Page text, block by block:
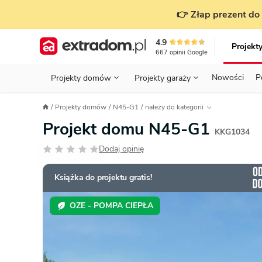
👉 Złap prezent
4.9
667 opinii Google
Projekty domów Projekty garaży Nowości
Projekty domów Projekty garaży
Parterowe Piętrowe
KONDYGNACJE
POWIERZCHNIA
GARAŻ
DACH
KONSTRUKCJA
STYL
STANOWISKA
TYP
Zobacz wszystkie kategorie
PRZED BUDOWĄ - ETAP 1
Działka
WYBIERAM PROJEKT - ETAP 2
BUDUJĘ DOM - ETAP 3
URZĄDZAM DOM - ETAP 4
PRZEPISY I FORMALNOŚCI
FINANSE I KOSZTY
Projekty domów N45-G1 należy do kategorii
Projekt domu N45-G1 KKG1034
Dodaj opinię
OZE - POMPA CIEPŁA
Książka do projektu gratis!